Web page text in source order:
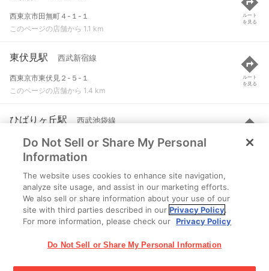
西東京市田無町４-１-１
このページの店舗から 1.1 km
ルート
を見る
東伏見駅 西武新宿線
西東京市東伏見２-５-１
このページの店舗から 1.4 km
ルート
を見る
ひばりヶ丘駅 西武池袋線
東京都西東京市住吉町三丁目
このページの店舗から 2 km
ルート
を見る
保谷駅 西武池袋線
西東京市東町３-１４-３０
このページの店舗から 2.3 km
Do Not Sell or Share My Personal
Information
The website uses cookies to enhance site navigation,
analyze site usage, and assist in our marketing efforts.
We also sell or share information about your use of our
site with third parties described in ourPrivacy Policy.
For more information, please check our Privacy Policy
Do Not Sell or Share My Personal Information